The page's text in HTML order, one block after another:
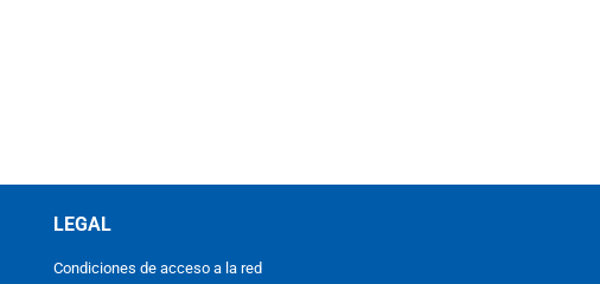
LEGAL
Condiciones de acceso a la red